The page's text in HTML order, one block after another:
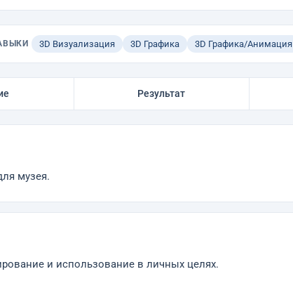
3D Визуализация 3D Графика 3D Графика/Анимация
Результат
музея.
и использование в личных целях.